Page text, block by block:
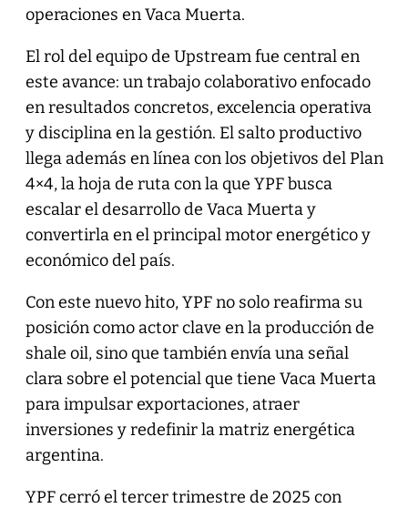
operaciones en Vaca Muerta.
El rol del equipo de Upstream fue central en
este avance: un trabajo colaborativo enfocado
en resultados concretos, excelencia operativa
y disciplina en la gestión. El salto productivo
llega además en línea con los objetivos del Plan
4×4, la hoja de ruta con la que YPF busca
escalar el desarrollo de Vaca Muerta y
convertirla en el principal motor energético y
económico del país.
Con este nuevo hito, YPF no solo reafirma su
posición como actor clave en la producción de
shale oil, sino que también envía una señal
clara sobre el potencial que tiene Vaca Muerta
para impulsar exportaciones, atraer
inversiones y redefinir la matriz energética
argentina.
YPF cerró el tercer trimestre de 2025 con